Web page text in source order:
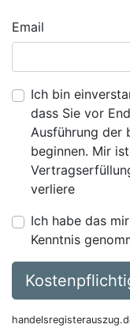
Email
Ich bin
dass Sie vor
Ausführung der
beginnen. Mir
verliere
Ich habe das
Kenntnis